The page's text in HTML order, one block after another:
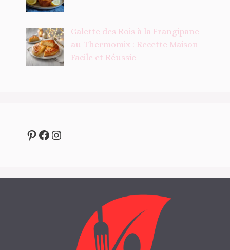
Galette des Rois à la Frangipane
au Thermomix : Recette Maison
Facile et Réussie
Pinterest
Facebook
Instagram